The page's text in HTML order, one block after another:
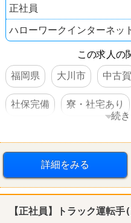
正社員
ハローワークインターネッ
この求人の
福岡県
大川市 中古賀
社保完備 寮・社宅あり
続
詳細をみる
【正社員】トラック運転